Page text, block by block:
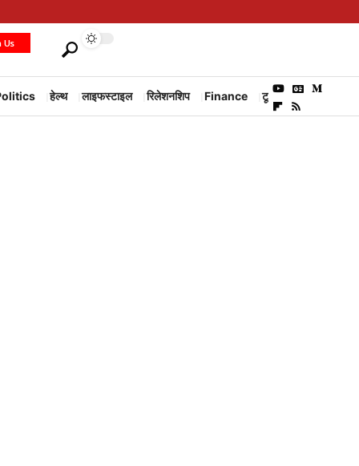
Us
हेल्थ लाइफस्टाइल रिलेशनशिप Finance टूरिज्म